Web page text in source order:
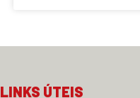
LINKS ÚTEIS